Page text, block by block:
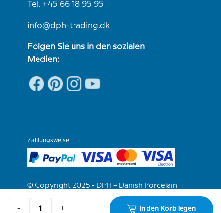
- + In den Korb legen
Tel. +45 66 18 95 95
info@dph-trading.dk
Folgen Sie uns in den sozialen
Medien:
Zahlungsweise:
© Copyright 2025 - DPH – Danish Porcelain